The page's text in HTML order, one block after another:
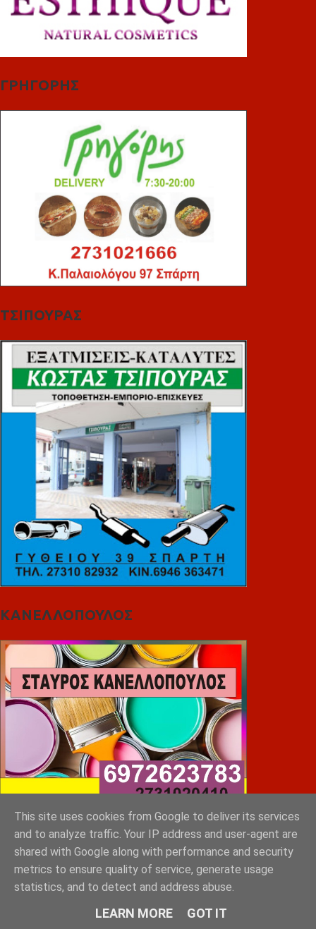
ΓΡΗΓΟΡΗΣ
ΤΣΙΠΟΥΡΑΣ
ΚΑΝΕΛΛΟΠΟΥΛΟΣ
SLEEP EXPERTS
This site uses cookies from Google to deliver its services
and to analyze traffic. Your IP address and user-agent are
shared with Google along with performance and security
metrics to ensure quality of service, generate usage
statistics, and to detect and address abuse.
LEARN MORE GOT IT